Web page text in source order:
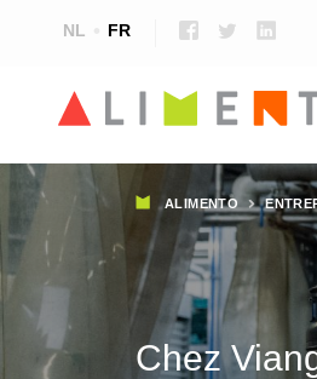
NL FR
Fil
d'Ariane
ALIMENTO
Chez